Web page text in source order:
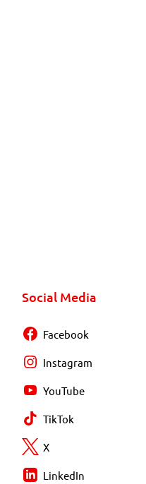
Social Media
Facebook
Instagram
YouTube
TikTok
X
LinkedIn